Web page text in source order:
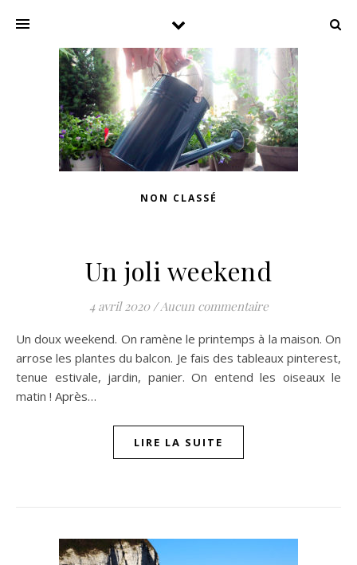
Facebook
sur Twittersur Instagram
NON CLASSÉ
Un joli weekend
4 avril 2020 /Aucun commentaire
Un doux weekend. On ramène le printemps à la maison. On
arrose les plantes du balcon. Je fais des tableaux pinterest,
tenue estivale, jardin, panier. On entend les oiseaux le
matin ! Après…
LIRE LA SUITE